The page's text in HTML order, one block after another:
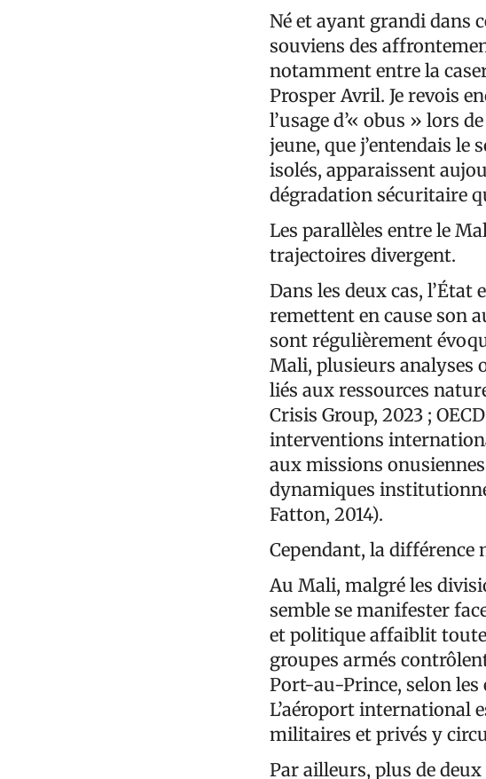
Né et ayant grandi dans
souviens des
notamment entre la
Prosper Avril. Je revois
l’usage d’« obus » lors
jeune, que j’entendais le
isolés, apparaissent
dégradation sécuritaire
Les parallèles entre le
trajectoires divergent.
Dans les deux cas,
remettent en cause son
sont régulièrement
Mali, plusieurs analyses
liés aux ressources
Crisis Group, 2023 ;
interventions
aux missions
dynamiques
Fatton, 2014).
Cependant, la différence
Au Mali, malgré les
semble se manifester
et politique affaiblit toute
groupes armés
Port-au-Prince, selon les
L’aéroport international
militaires et privés y
Par ailleurs, plus de